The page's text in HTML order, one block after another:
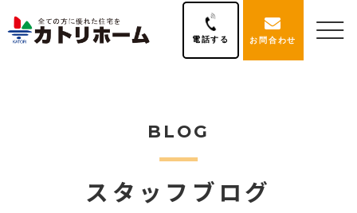
電話する お問合わせ
BLOG
スタッフブログ